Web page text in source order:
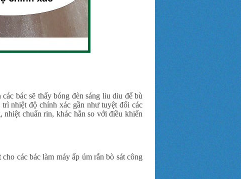
bác sẽ thấy bóng đèn sáng liu diu để bù
nhiệt độ chính xác gần như tuyệt đối các
chuẩn rin, khác hẳn so với điều khiển
cho các bác làm máy ấp úm rắn bò sát công